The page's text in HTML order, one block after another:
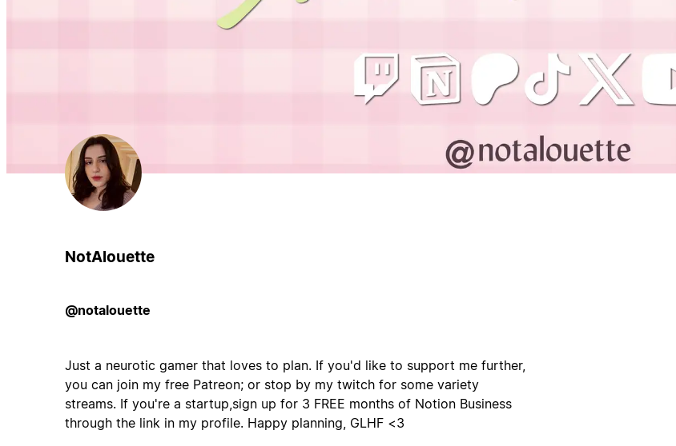
NotAlouette
@notalouette
Just a neurotic gamer that loves to plan. If you'd like to support me further,
you can join my free Patreon; or stop by my twitch for some variety
streams. If you're a startup,sign up for 3 FREE months of Notion Business
through the link in my profile. Happy planning, GLHF <3